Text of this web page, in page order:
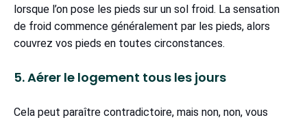
lorsque l’on pose les pieds sur un sol froid. La sensation
de froid commence généralement par les pieds, alors
couvrez vos pieds en toutes circonstances.
5. Aérer le logement tous les jours
Cela peut paraître contradictoire, mais non, non, vous